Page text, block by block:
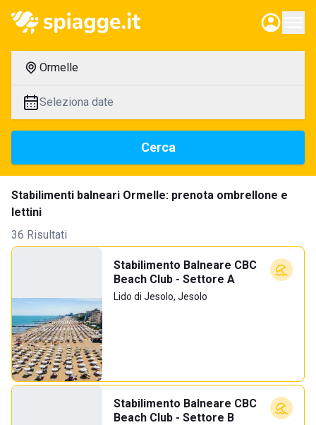
Ormelle
Seleziona date
Cerca
Stabilimenti balneari Ormelle: prenota ombrellone e
lettini
36 Risultati
Stabilimento Balneare CBC
Beach Club - Settore A
Lido di Jesolo, Jesolo
Stabilimento Balneare CBC
Beach Club - Settore B